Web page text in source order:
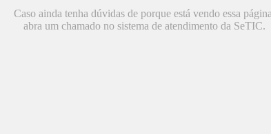
Caso ainda tenha dúvidas de porque está vendo essa
abra um chamado no sistema de atendimento da SeTIC.